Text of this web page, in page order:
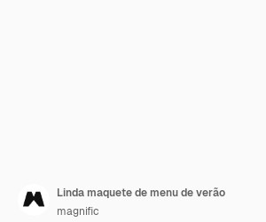
Linda maquete de menu de verão
magnific